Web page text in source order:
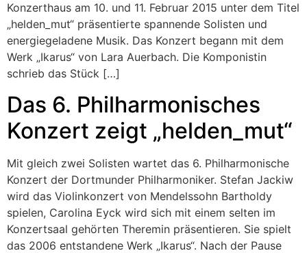
Konzerthaus am 10. und 11. Februar 2015 unter dem Titel
„helden_mut“ präsentierte spannende Solisten und
energiegeladene Musik. Das Konzert begann mit dem
Werk „Ikarus“ von Lara Auerbach. Die Komponistin
schrieb das Stück […]
Das 6. Philharmonisches
Konzert zeigt „helden_mut“
Mit gleich zwei Solisten wartet das 6. Philharmonische
Konzert der Dortmunder Philharmoniker. Stefan Jackiw
wird das Violinkonzert von Mendelssohn Bartholdy
spielen, Carolina Eyck wird sich mit einem selten im
Konzertsaal gehörten Theremin präsentieren. Sie spielt
das 2006 entstandene Werk „Ikarus“. Nach der Pause